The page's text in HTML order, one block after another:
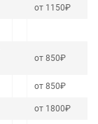
от 1150₽
от 850₽
от 850₽
от 1800₽